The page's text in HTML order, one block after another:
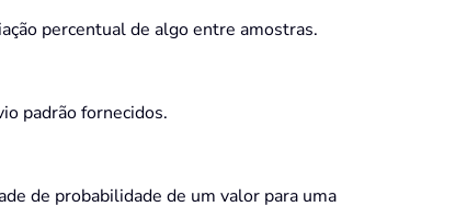
percentual de algo entre amostras.
padrão fornecidos.
de probabilidade de um valor para uma